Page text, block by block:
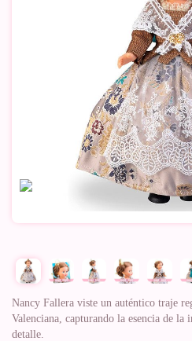
Nancy Fallera viste un auténtico traje
Valenciana, capturando la esencia de la
detalle.